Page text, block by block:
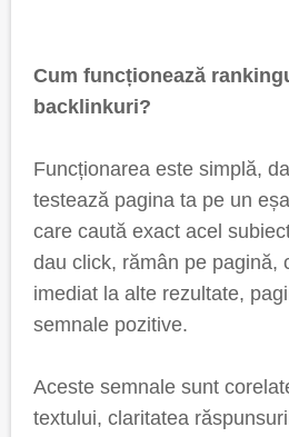
Cum funcționează
backlinkuri?
Funcționarea este simplă,
testează pagina ta pe un
care caută exact acel
dau click, rămân pe pagină,
imediat la alte rezultate,
semnale pozitive.
Aceste semnale sunt
textului, claritatea